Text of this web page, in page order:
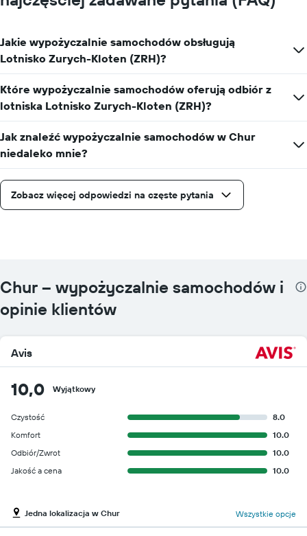
Jakie wypożyczalnie samochodów obsługują
Lotnisko Zurych-Kloten (ZRH)?
Które wypożyczalnie samochodów oferują odbiór z
lotniska Lotnisko Zurych-Kloten (ZRH)?
Jak znaleźć wypożyczalnie samochodów w Chur
niedaleko mnie?
Zobacz więcej odpowiedzi na częste pytania
Chur – wypożyczalnie samochodów i
opinie klientów
Avis
10,0 Wyjątkowy
Czystość
8.0
Komfort
10.0
Odbiór/Zwrot
10.0
Jakość a cena
10.0
Jedna lokalizacja w Chur Wszystkie opcje